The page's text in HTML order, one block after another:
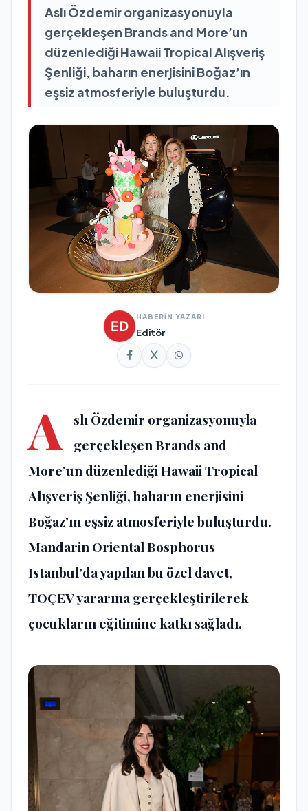
Aslı Özdemir organizasyonuyla
gerçekleşen Brands and More’un
düzenlediği Hawaii Tropical Alışveriş
Şenliği, baharın enerjisini Boğaz’ın
eşsiz atmosferiyle buluşturdu.
HABERİN YAZARI
Editör
A
slı Özdemir organizasyonuyla
gerçekleşen Brands and
More’un düzenlediği Hawaii Tropical
Alışveriş Şenliği, baharın enerjisini
Boğaz’ın eşsiz atmosferiyle buluşturdu.
Mandarin Oriental Bosphorus
Istanbul’da yapılan bu özel davet,
TOÇEV yararına gerçekleştirilerek
çocukların eğitimine katkı sağladı.